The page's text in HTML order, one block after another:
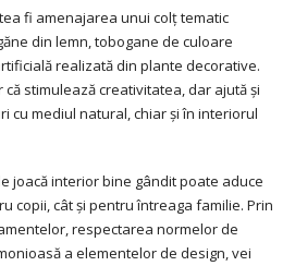
fi amenajarea unui colț tematic
din lemn, tobogane de culoare
realizată din plante decorative.
stimulează creativitatea, dar ajută și
cu mediul natural, chiar și în interiorul
joacă interior bine gândit poate aduce
copii, cât și pentru întreaga familie. Prin
respectarea normelor de
a elementelor de design, vei